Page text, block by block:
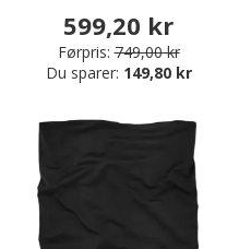
599,20 kr
Førpris: 749,00 kr
Du sparer: 149,80 kr